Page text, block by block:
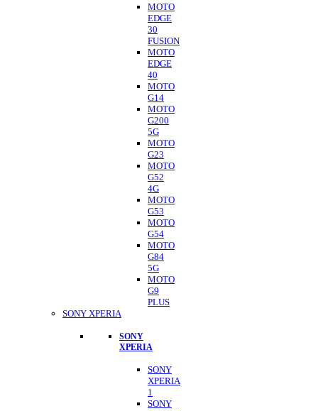
MOTO
EDGE
30
FUSION
MOTO
EDGE
40
MOTO
G14
MOTO
G200
5G
MOTO
G23
MOTO
G52
4G
MOTO
G53
MOTO
G54
MOTO
G84
5G
MOTO
G9
PLUS
SONY XPERIA
SONY
XPERIA
SONY
XPERIA
1
SONY